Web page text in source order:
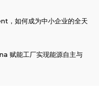
，如何成为中小企业的全天
赋能工厂实现能源自主与